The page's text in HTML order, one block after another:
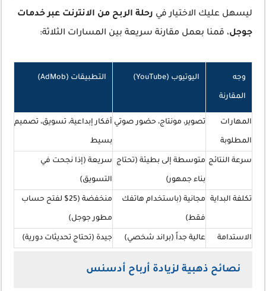
ليسهل عليك الاختيار في رحلة الربح من الانترنت عبر خدمات
جوجل، قمنا بعمل مقارنة سريعة بين المسارات الثلاثة:
وجه
المقارنة
اليوتيوب (YouTube) التطبيقات (AdMob)
المهارات
المطلوبة
تصوير، مونتاج، حضور صوتي أفكار إبداعية، تسويق، تصميم
بسيط
سرعة النتائج متوسطة إلى بطيئة (تحتاج
بناء جمهور)
سريعة (إذا نجحت في
التسويق)
تكلفة البداية مجانية (باستخدام هاتفك
فقط)
منخفضة (25$ لفتح حساب
مطور جوجل)
الاستدامة عالية جداً (براند شخصي) جيدة (تحتاج تحديثات دورية)
نصائح ذهبية لزيادة أرباح أدسنس